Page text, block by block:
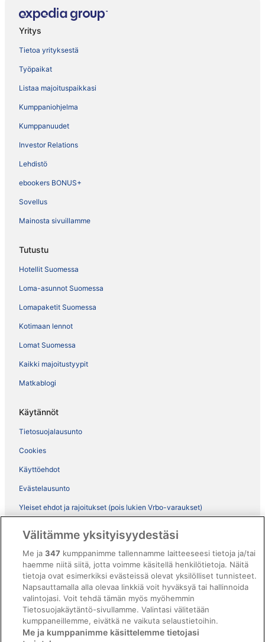
Yritys
Tietoa yrityksestä
Työpaikat
Listaa majoituspaikkasi
Kumppaniohjelma
Kumppanuudet
Investor Relations
Lehdistö
ebookers BONUS+
Sovellus
Mainosta sivuillamme
Tutustu
Hotellit Suomessa
Loma-asunnot Suomessa
Lomapaketit Suomessa
Kotimaan lennot
Lomat Suomessa
Kaikki majoitustyypit
Matkablogi
Käytännöt
Tietosuojalausunto
Cookies
Käyttöehdot
Evästelausunto
Yleiset ehdot ja rajoitukset (pois lukien Vrbo-varaukset)
ebookers BONUS+ -ohjelman ehdot
Oikeudelliset tiedot / ota meihin yhteyttä
Sisältövaatimukset ja ilmoituksen tekeminen sisällöstä
Tuki
Välitämme yksityisyydestäsi
Me ja347 kumppanimme tallennamme laitteeseesi tietoja ja/tai
haemme niitä siitä, jotta voimme käsitellä henkilötietoja. Näitä
tietoja ovat esimerkiksi evästeissä olevat yksilölliset tunnisteet.
Napsauttamalla alla olevaa linkkiä voit hyväksyä tai hallinnoida
valintojasi. Voit tehdä tämän myös myöhemmin
Tietosuojakäytäntö-sivullamme. Valintasi välitetään
kumppaneillemme, eivätkä ne vaikuta selaustietoihin.
Me ja kumppanimme käsittelemme tietojasi